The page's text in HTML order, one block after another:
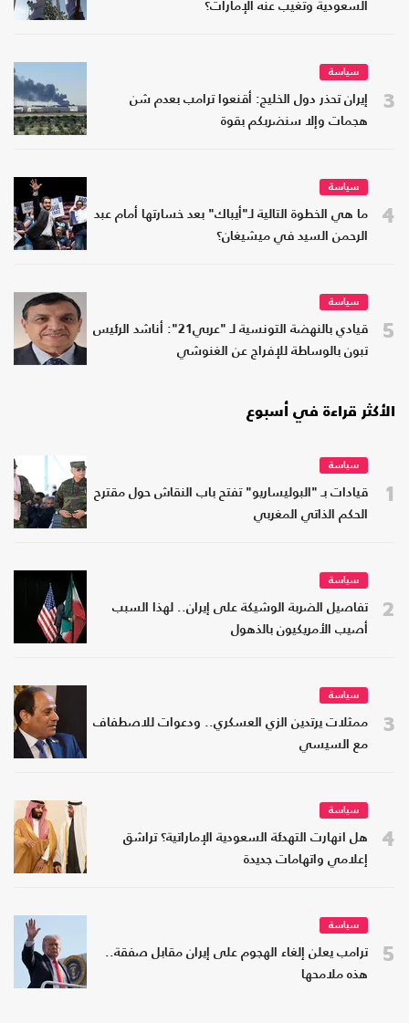
السعودية وتغيب عنه الإمارات؟
3
سياسة
إيران تحذر دول الخليج: أقنعوا ترامب بعدم شن
هجمات وإلا سنضربكم بقوة
4
سياسة
ما هي الخطوة التالية لـ"أيباك" بعد خسارتها أمام عبد
الرحمن السيد في ميشيغان؟
5
سياسة
قيادي بالنهضة التونسية لـ "عربي21": أناشد الرئيس
تبون بالوساطة للإفراج عن الغنوشي
الأكثر قراءة في أسبوع
1
سياسة
قيادات بـ "البوليساريو" تفتح باب النقاش حول مقترح
الحكم الذاتي المغربي
2
سياسة
تفاصيل الضربة الوشيكة على إيران.. لهذا السبب
أصيب الأمريكيون بالذهول
3
سياسة
ممثلات يرتدين الزي العسكري.. ودعوات للاصطفاف
مع السيسي
4
سياسة
هل انهارت التهدئة السعودية الإماراتية؟ تراشق
إعلامي واتهامات جديدة
5
سياسة
ترامب يعلن إلغاء الهجوم على إيران مقابل صفقة..
هذه ملامحها